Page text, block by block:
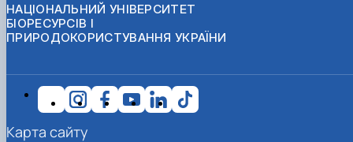
НАЦІОНАЛЬНИЙ УНІВЕРСИТЕТ
БІОРЕСУРСІВ І
ПРИРОДОКОРИСТУВАННЯ УКРАЇНИ
Карта сайту